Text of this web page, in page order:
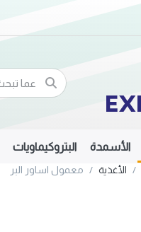
الأسمدة البتروكيماويات
الأغذية معمول اساور البر